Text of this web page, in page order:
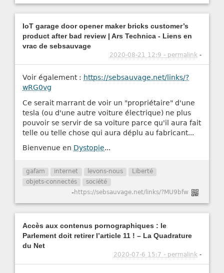
IoT garage door opener maker bricks customer’s
product after bad review | Ars Technica - Liens en
vrac de sebsauvage
2020-08-21 12:9 - permalink -
Voir également : https://sebsauvage.net/links/?
wRG0vg
Ce serait marrant de voir un "propriétaire" d'une
tesla (ou d'une autre voiture électrique) ne plus
pouvoir se servir de sa voiture parce qu'il aura fait
telle ou telle chose qui aura déplu au fabricant...
Bienvenue en Dystopie...
gafam internet levons-nous
Liberté
objets-connectés
société
-https://sebsauvage.net/links/?MU9bfw
Accès aux contenus pornographiques : le
Parlement doit retirer l’article 11 ! – La Quadrature
du Net
2020-07-6 15:7 - permalink -